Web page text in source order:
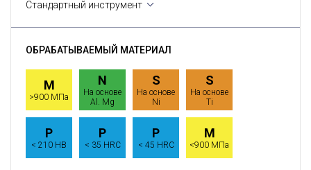
Стандартный инструмент
ОБРАБАТЫВАЕМЫЙ МАТЕРИАЛ
M
>900 МПа
N
На основе
Al. Mg
S
На основе
Ni
S
На основе
Ti
P
< 210 HB
P
< 35 HRC
P
< 45 HRC
M
<900 МПа